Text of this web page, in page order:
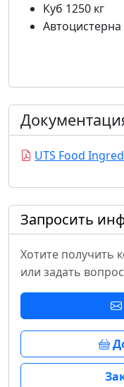
Куб 1250 кг
Автоцистерна
UTS Food
Запросить
Хотите получить
или задать